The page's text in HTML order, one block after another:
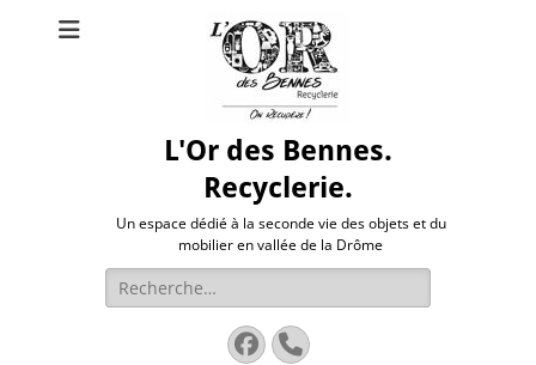
L'Or des Bennes.
Recyclerie.
Un espace dédié à la seconde vie des objets et du
mobilier en vallée de la Drôme
Rechercher :
Facebook
Tél